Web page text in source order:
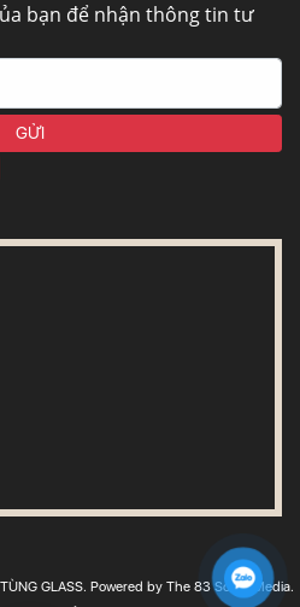
bạn để nhận thông tin tư
GLASS. Powered by The 83 Social Media.